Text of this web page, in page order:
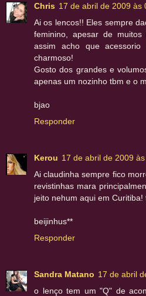
Chris 17 de abril de 2009 às
Ai os lencos!! Eles sempre
feminino, apesar de
assim acho que
charmoso!
Gosto dos grandes e
apenas um nozinho tbm e o
bjao
Responder
Kerou 17 de abril de 2009
Ai claudinha sempre fico
revistinhas mara
jeito nehum aqui em Curitiba!
beijinhus**
Responder
Sandra Matano 17 de abril
o lenço tem um "Q" de